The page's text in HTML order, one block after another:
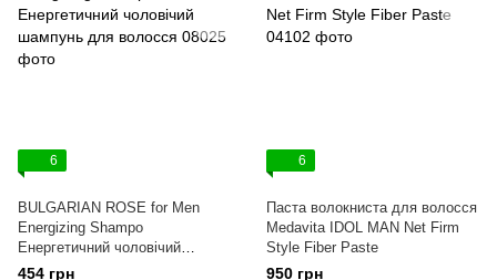
6
BULGARIAN ROSE for Men
Energizing Shampo
Енергетичний чоловічий
шампунь для волосся
454 грн
6
Паста волокниста для волосся
Medavita IDOL MAN Net Firm
Style Fiber Paste
950 грн